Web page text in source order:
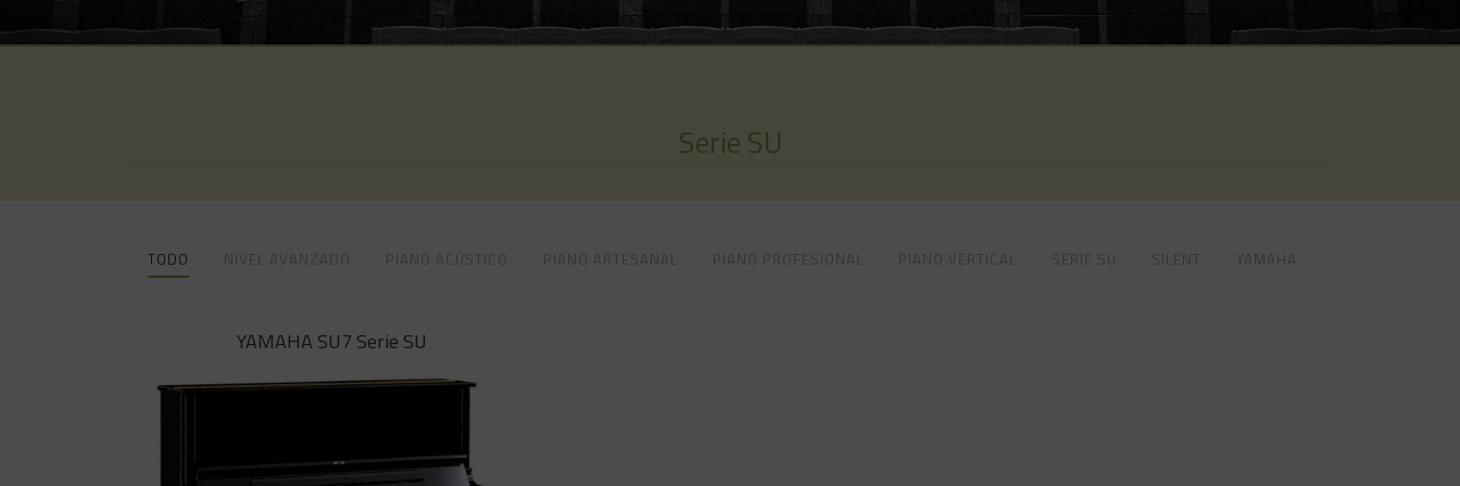
BOSTON
PLEYEL
Serie SU
TODO NIVEL AVANZADO PIANO ACÚSTICO PIANO ARTESANAL PIANO PROFESIONAL PIANO VERTICAL SERIE SU SILENT YAMAHA
YAMAHA SU7 Serie SU